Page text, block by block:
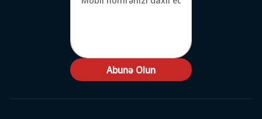
Abunə Olun